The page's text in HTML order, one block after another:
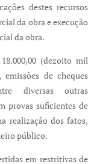
destes recursos
da obra e execução
da obra.
(dezoito mil
de cheques
diversas outras
provas suficientes de
realização dos fatos,
público.
em restritivas de